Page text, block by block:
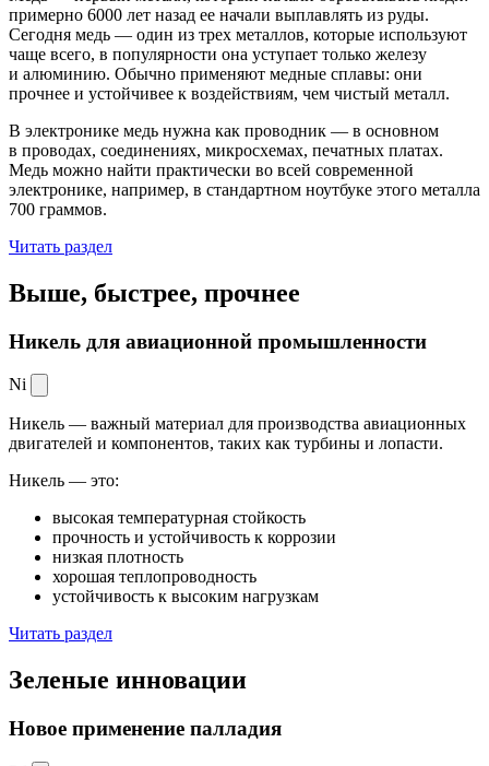
примерно 6000 лет назад ее начали выплавлять из руды.
Сегодня медь — один из трех металлов, которые используют
чаще всего, в популярности она уступает только железу
и алюминию. Обычно применяют медные сплавы: они
прочнее и устойчивее к воздействиям, чем чистый металл.
В электронике медь нужна как проводник — в основном
в проводах, соединениях, микросхемах, печатных платах.
Медь можно найти практически во всей современной
электронике, например, в стандартном ноутбуке этого металла
700 граммов.
Читать раздел
Выше, быстрее, прочнее
Никель для авиационной промышленности
Ni
Никель — важный материал для производства авиационных
двигателей и компонентов, таких как турбины и лопасти.
Никель — это:
высокая температурная стойкость
прочность и устойчивость к коррозии
низкая плотность
хорошая теплопроводность
устойчивость к высоким нагрузкам
Читать раздел
Зеленые инновации
Новое применение палладия